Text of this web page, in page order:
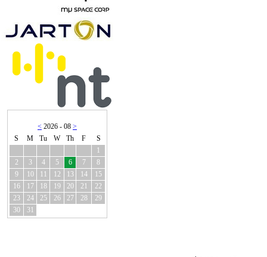
< 2026 - 08 >
S
M Tu W Th F
S
1
2
3 4 5 6 7
8
9
10 11 12 13 14
15
16
17 18 19 20 21
22
23
24 25 26 27 28
29
30
31